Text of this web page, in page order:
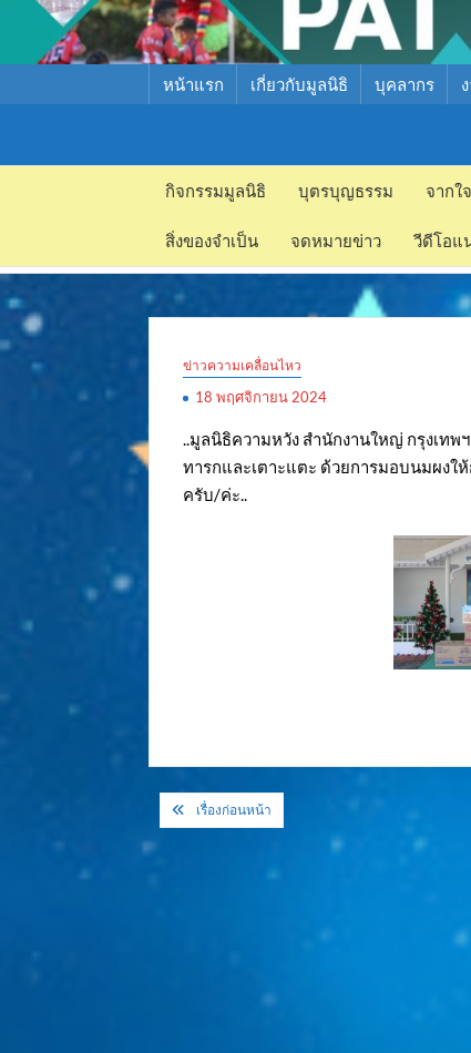
หน้าแรก เกี่ยวกับมูลนิธิ บุคลากร
มูลนิธิ
สงเคราะห์
เด็ก พัทยา
กิจกรรมมูลนิธิ บุตรบุญธรรม จากใ
สิ่งของจำเป็น จดหมายข่าว วีดีโอแ
ข่าวความเคลื่อนไหว
18 พฤศจิกายน 2024
..มูลนิธิความหวัง สำนักงานใหญ่ กรุงเท
ทารกและเตาะแตะ ด้วยการมอบนมผงใ
ครับ/ค่ะ..
แนะแนว
เรื่อง
เรื่องก่อนหน้า